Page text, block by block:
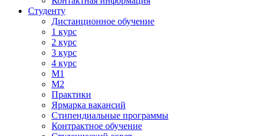
Студенту
Дистанционное обучение
1 курс
2 курс
3 курс
4 курс
М1
М2
Практики
Ярмарка вакансий
Стипендиальные программы
Контрактное обучение